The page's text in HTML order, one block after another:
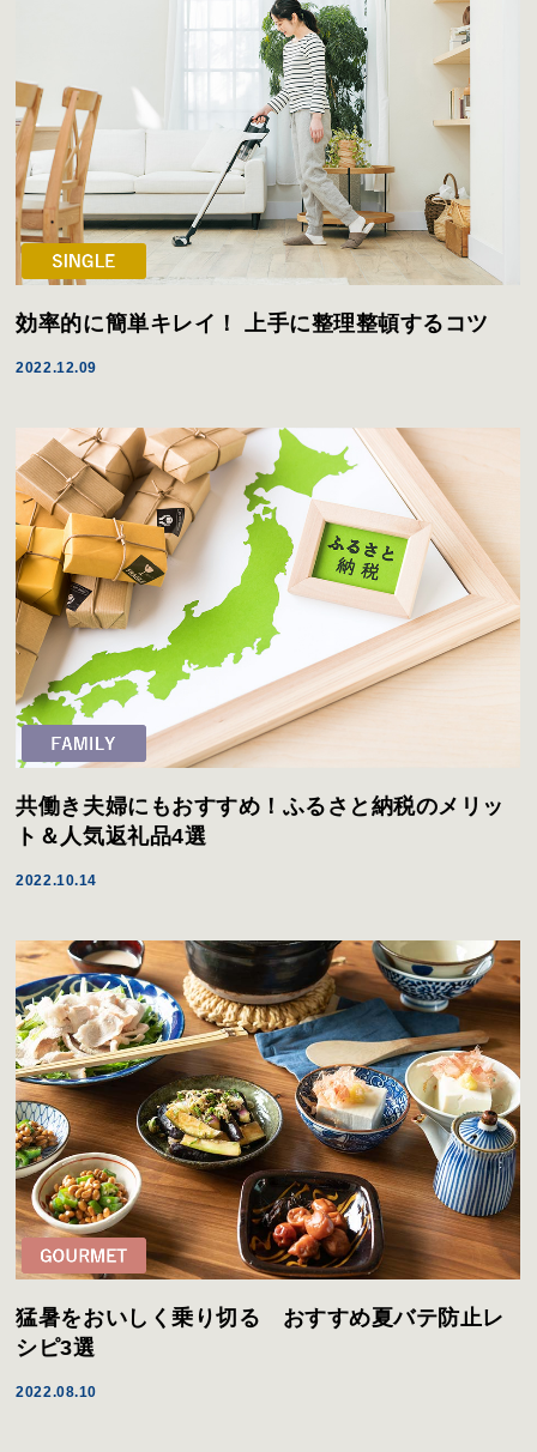
効率的に簡単キレイ！ 上手に整理整頓するコツ
2022.12.09
共働き夫婦にもおすすめ！ふるさと納税のメリッ
ト＆人気返礼品4選
2022.10.14
猛暑をおいしく乗り切る おすすめ夏バテ防止レ
シピ3選
2022.08.10